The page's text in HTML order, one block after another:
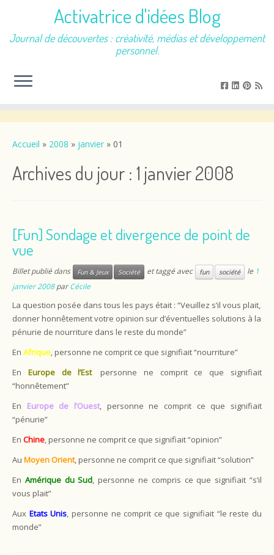
contenu
Activatrice d'idées Blog
Journal de découvertes : créativité, médias et développement
personnel.
Accueil » 2008 » janvier » 01
Archives du jour : 1 janvier 2008
[Fun] Sondage et divergence de point de
vue
Billet publié dans Fun & Jeux Société et taggé avec fun société le 1
janvier 2008 parCécile
La question posée dans tous les pays était : “Veuillez s’il vous plait,
donner honnêtement votre opinion sur d’éventuelles solutions à la
pénurie de nourriture dans le reste du monde”
En Afrique, personne ne comprit ce que signifiait “nourriture”
En Europe de l’Est, personne ne comprit ce que signifiait
“honnêtement”
En Europe de l’Ouest, personne ne comprit ce que signifiait
“pénurie”
En Chine, personne ne comprit ce que signifiait “opinion”
Au Moyen Orient, personne ne comprit ce que signifiait “solution”
En Amérique du Sud, personne ne compris ce que signifiait “s’il
vous plait”
Aux Etats Unis, personne ne comprit ce que signifiait “le reste du
monde”